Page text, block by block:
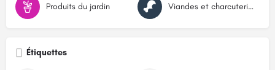
Produits du jardin Viandes et charcuteries
Étiquettes